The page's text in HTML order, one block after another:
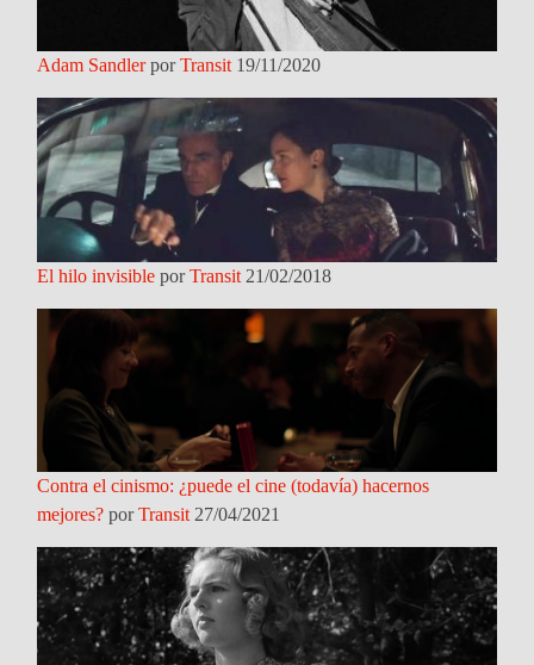
Adam SandlerporTransit 19/11/2020
El hilo invisible porTransit 21/02/2018
Contra el cinismo: ¿puede el cine (todavía) hacernos
mejores? porTransit 27/04/2021